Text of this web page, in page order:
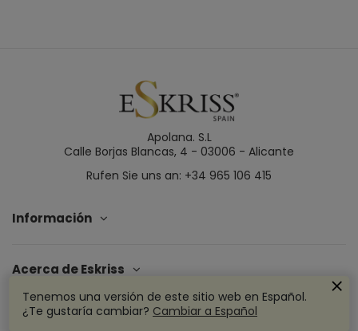
Apolana. S.L
Calle Borjas Blancas, 4 - 03006 - Alicante
Rufen Sie uns an: +34 965 106 415
Información
Acerca de Eskriss
Tenemos una versión de este sitio web en Español.
¿Te gustaría cambiar? Cambiar a Español